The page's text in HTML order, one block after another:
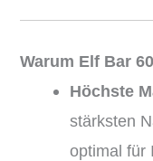
Warum Elf Bar
Höchste
stärksten
optimal für